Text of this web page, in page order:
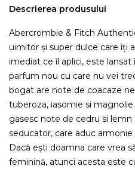
Descrierea produsului
Abercrombie & Fitch
uimitor și super dulce care îți
imediat ce îl aplici, este
parfum nou cu care nu vei
bogat are note de coacaze
tuberoza, iasomie si
gasesc note de cedru si lemn
seducator, care aduc
Dacă ești doamna care vrea
feminină, atunci acesta este